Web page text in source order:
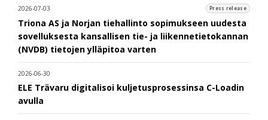
2026-07-03 Press release
Triona AS ja Norjan tiehallinto sopimukseen uudesta
sovelluksesta kansallisen tie- ja liikennetietokannan
(NVDB) tietojen ylläpitoa varten
2026-06-30
ELE Trävaru digitalisoi kuljetusprosessinsa C-Loadin
avulla